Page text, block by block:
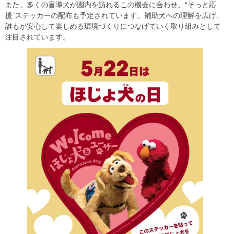
また、多くの盲導犬が園内を訪れるこの機会に合わせ、“そっと応
援”ステッカーの配布も予定されています。補助犬への理解を広げ、
誰もが安心して楽しめる環境づくりにつなげていく取り組みとして
注目されています。